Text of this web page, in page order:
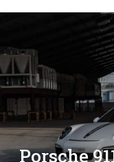
Porsche